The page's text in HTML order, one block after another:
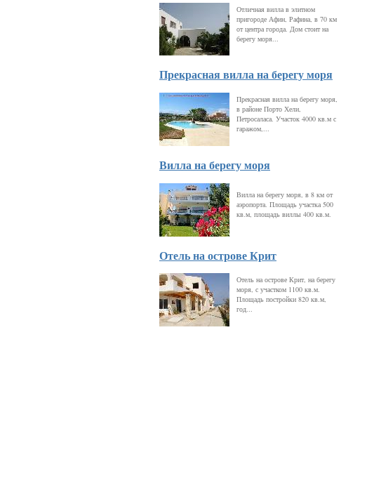
Отличная вилла в элитном
пригороде Афин, Рафина, в 70 км
от центра города. Дом стоит на
берегу моря...
Прекрасная вилла на берегу моря
Прекрасная вилла на берегу моря,
в районе Порто Хели,
Петросаласа. Участок 4000 кв.м с
гаражом,...
Вилла на берегу моря
Вилла на берегу моря, в 8 км от
аэропорта. Площадь участка 500
кв.м, площадь виллы 400 кв.м.
Отель на острове Крит
Отель на острове Крит, на берегу
моря, с участком 1100 кв.м.
Площадь постройки 820 кв.м,
год...